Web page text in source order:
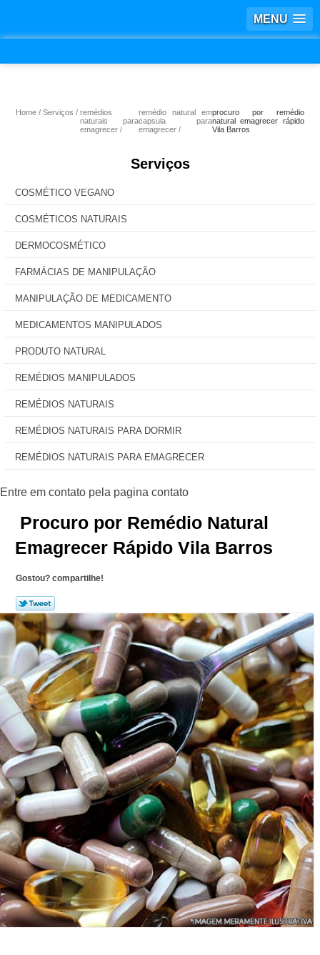
MENU
Home Serviços
remédios
naturais para
emagrecer
remédio natural em
capsula para
emagrecer
procuro por remédio
natural emagrecer rápido
Vila Barros
Serviços
COSMÉTICO VEGANO
COSMÉTICOS NATURAIS
DERMOCOSMÉTICO
FARMÁCIAS DE MANIPULAÇÃO
MANIPULAÇÃO DE MEDICAMENTO
MEDICAMENTOS MANIPULADOS
PRODUTO NATURAL
REMÉDIOS MANIPULADOS
REMÉDIOS NATURAIS
REMÉDIOS NATURAIS PARA DORMIR
REMÉDIOS NATURAIS PARA EMAGRECER
Procuro por Remédio Natural
Emagrecer Rápido Vila Barros
Gostou? compartilhe!